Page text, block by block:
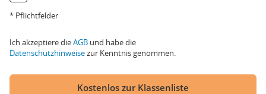
* Pflichtfelder
Ich akzeptiere dieAGB und habe die
Datenschutzhinweisezur Kenntnis genommen.
Kostenlos zur Klassenliste